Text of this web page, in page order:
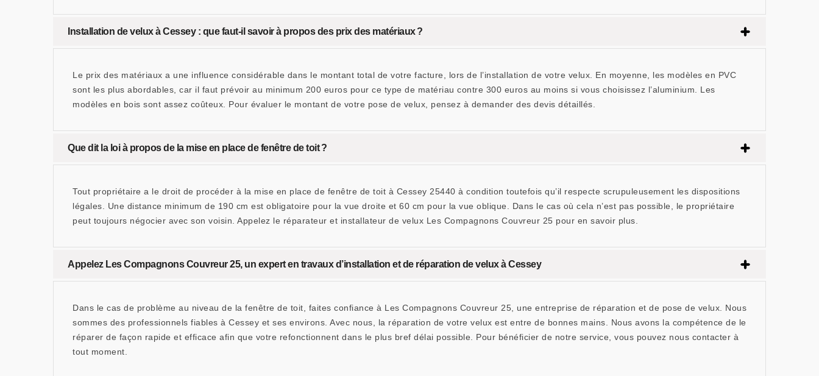
Installation de velux à Cessey : que faut-il savoir à propos des prix des matériaux ?
Le prix des matériaux a une influence considérable dans le montant total de votre facture, lors de l’installation de votre velux. En moyenne, les modèles en PVC
sont les plus abordables, car il faut prévoir au minimum 200 euros pour ce type de matériau contre 300 euros au moins si vous choisissez l’aluminium. Les
modèles en bois sont assez coûteux. Pour évaluer le montant de votre pose de velux, pensez à demander des devis détaillés.
Que dit la loi à propos de la mise en place de fenêtre de toit ?
Tout propriétaire a le droit de procéder à la mise en place de fenêtre de toit à Cessey 25440 à condition toutefois qu’il respecte scrupuleusement les dispositions
légales. Une distance minimum de 190 cm est obligatoire pour la vue droite et 60 cm pour la vue oblique. Dans le cas où cela n’est pas possible, le propriétaire
peut toujours négocier avec son voisin. Appelez le réparateur et installateur de velux Les Compagnons Couvreur 25 pour en savoir plus.
Appelez Les Compagnons Couvreur 25, un expert en travaux d’installation et de réparation de velux à Cessey
Dans le cas de problème au niveau de la fenêtre de toit, faites confiance à Les Compagnons Couvreur 25, une entreprise de réparation et de pose de velux. Nous
sommes des professionnels fiables à Cessey et ses environs. Avec nous, la réparation de votre velux est entre de bonnes mains. Nous avons la compétence de le
réparer de façon rapide et efficace afin que votre refonctionnent dans le plus bref délai possible. Pour bénéficier de notre service, vous pouvez nous contacter à
tout moment.